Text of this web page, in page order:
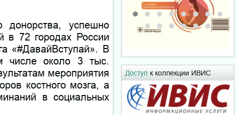
успешно
в 72 городах России
«#ДавайВступай». В
числе около 3 тыс.
мероприятия
костного мозга, а
в социальных
Доступ к коллекции ИВИС